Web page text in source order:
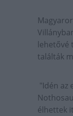
lehetővé
találták
"Idén az
élhettek